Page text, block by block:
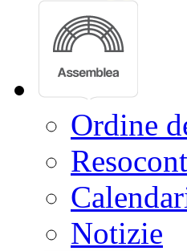
Ordine
Notizie